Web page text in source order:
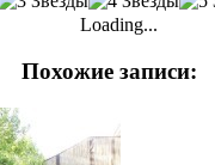
Loading...
Похожие записи: